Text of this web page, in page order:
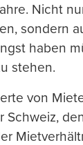
Nicht
sondern
haben
stehen.
von
Schweiz,